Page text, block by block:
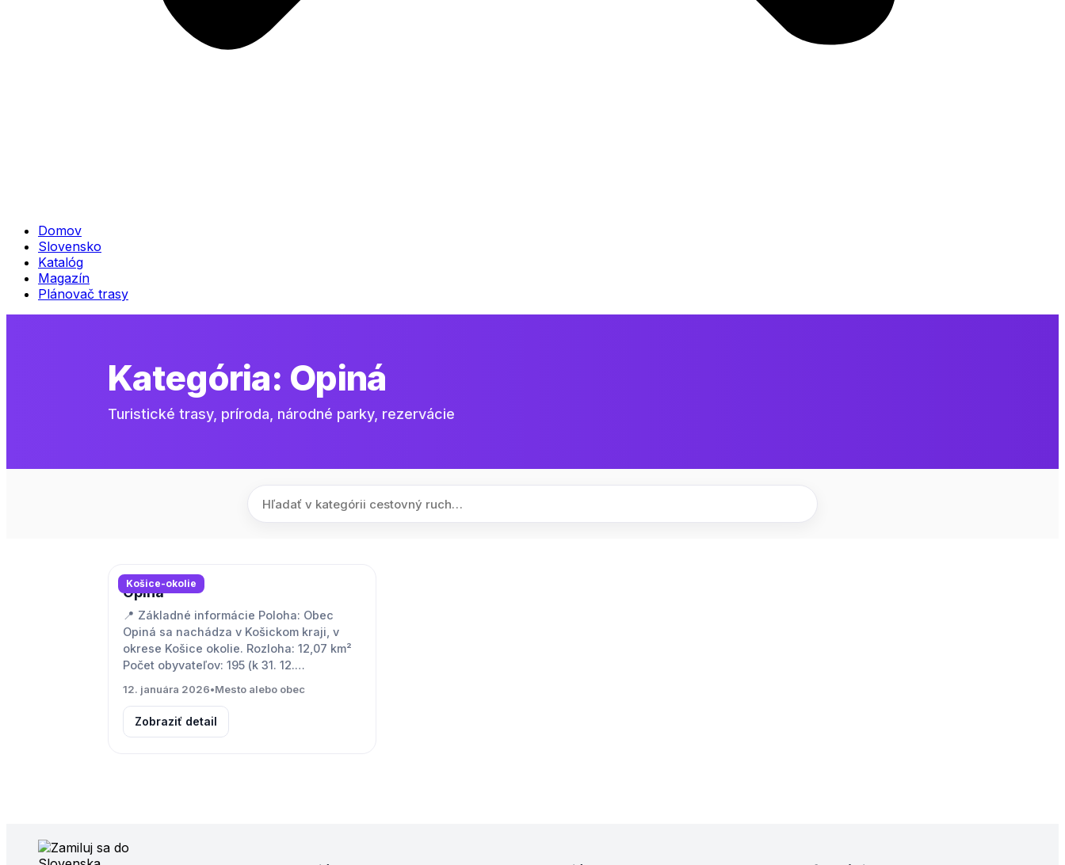
Domov
Slovensko
Katalóg
Magazín
Plánovač trasy
Kategória: Opiná
Turistické trasy, príroda, národné parky, rezervácie
Košice-okolie
Opiná
📍 Základné informácie Poloha: Obec
Opiná sa nachádza v Košickom kraji, v
okrese Košice okolie. Rozloha: 12,07 km²
Počet obyvateľov: 195 (k 31. 12.…
12. januára 2026•Mesto alebo obec
Zobraziť detail